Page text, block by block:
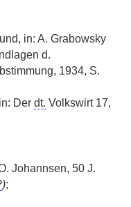
in: A. Grabowsky
d.
1934, S.
Der dt. Volkswirt 17,
Johannsen, 50 J.
);